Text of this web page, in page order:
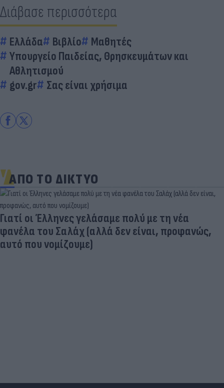
Διάβασε περισσότερα
Ελλάδα Βιβλίο
Μαθητές
Υπουργείο Παιδείας, Θρησκευμάτων και
Αθλητισμού
gov.gr
Σας είναι χρήσιμα
ΑΠΟ ΤΟ ΔΙΚΤΥΟ
Γιατί οι Έλληνες γελάσαμε πολύ με τη νέα
φανέλα του Σαλάχ (αλλά δεν είναι, προφανώς,
αυτό που νομίζουμε)